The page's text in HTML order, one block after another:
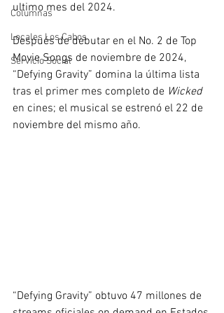
Columnas
Locales Los Cabos
Servicio Social
ultimo mes del 2024.
Después de debutar en el No. 2 de Top
Movie Songs de noviembre de 2024,
“Defying Gravity” domina la última lista
tras el primer mes completo de Wicked
en cines; el musical se estrenó el 22 de
noviembre del mismo año.
“Defying Gravity” obtuvo 47 millones de